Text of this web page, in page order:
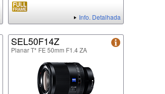
Info. Detalhada
SEL50F14Z
Planar T* FE 50mm F1.4 ZA